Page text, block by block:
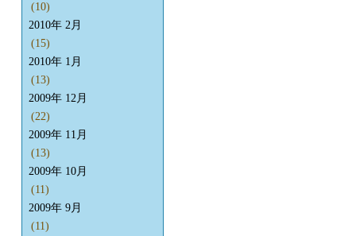
(10)
2010年 2月
(15)
2010年 1月
(13)
2009年 12月
(22)
2009年 11月
(13)
2009年 10月
(11)
2009年 9月
(11)